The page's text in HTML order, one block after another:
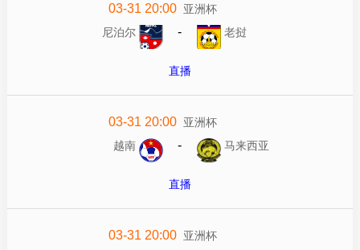
03-31 20:00 亚洲杯
尼泊尔
- 老挝
直播
03-31 20:00 亚洲杯
越南
- 马来西亚
直播
03-31 20:00 亚洲杯